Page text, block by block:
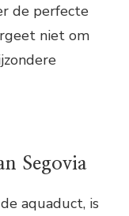
de perfecte
niet om
Segovia
aquaduct, is